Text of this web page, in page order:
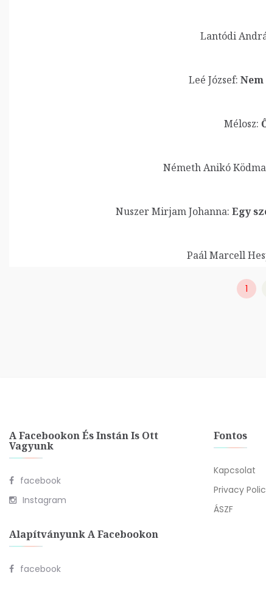
Lantódi
Leé József:
Mélosz:
Németh Anikó
Nuszer Mirjam Johanna: Egy
Paál Marcell
1
A Facebookon És Instán Is Ott
Vagyunk
facebook
Instagram
Alapítványunk A Facebookon
facebook
Fontos
Kapcsolat
Privacy
ÁSZF